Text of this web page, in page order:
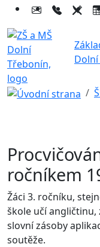
ročníkem
Žáci 3. ročníku,
škole učí angličtinu,
slovní zásoby
soutěže.